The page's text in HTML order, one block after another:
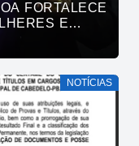
FORTALECE
E
VIDAS
NOTÍCIAS